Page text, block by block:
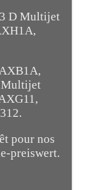
D Multijet
Multijet
pour nos
preiswert.